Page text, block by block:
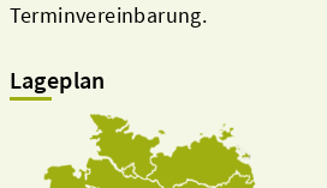
Terminvereinbarung.
Lageplan